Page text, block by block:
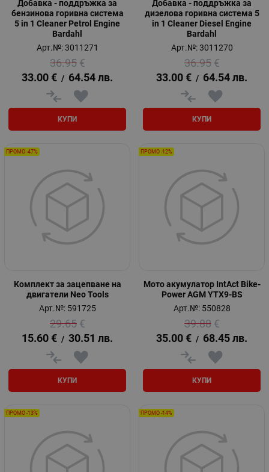
Добавка - поддръжка за
бензинова горивна система
5 in 1 Cleaner Petrol Engine
Bardahl
Арт.№: 3011271
36.95 €
33.00 € / 64.54 лв.
КУПИ
Добавка - поддръжка за
дизелова горивна система 5
in 1 Cleaner Diesel Engine
Bardahl
Арт.№: 3011270
36.95 €
33.00 € / 64.54 лв.
КУПИ
Комплект за зацепване на
двигатели Neo Tools
Арт.№: 591725
29.65 €
15.60 € / 30.51 лв.
КУПИ
ПРОМО -47%
Мото акумулатор IntAct Bike-
Power AGM YTX9-BS
Арт.№: 550828
39.88 €
35.00 € / 68.45 лв.
КУПИ
ПРОМО -12%
ПРОМО -13% ПРОМО -14%